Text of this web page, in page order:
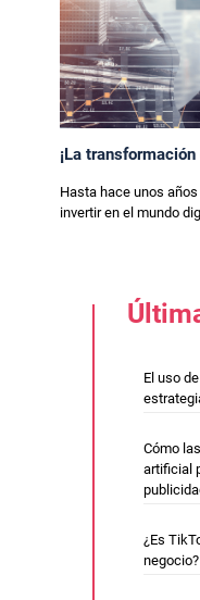
¡La
Hasta hace unos
invertir en el mundo
El uso
Cómo
artificial
¿Es
negocio?